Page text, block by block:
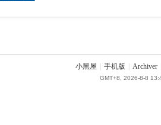
小黑屋 手机版 Archiver
GMT+8, 2026-8-8